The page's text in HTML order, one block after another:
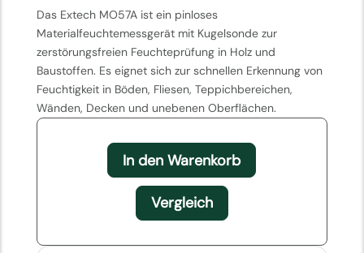
Das Extech MO57A ist ein pinloses
Materialfeuchtemessgerät mit Kugelsonde zur
zerstörungsfreien Feuchteprüfung in Holz und
Baustoffen. Es eignet sich zur schnellen Erkennung von
Feuchtigkeit in Böden, Fliesen, Teppichbereichen,
Wänden, Decken und unebenen Oberflächen.
In den Warenkorb
Vergleich